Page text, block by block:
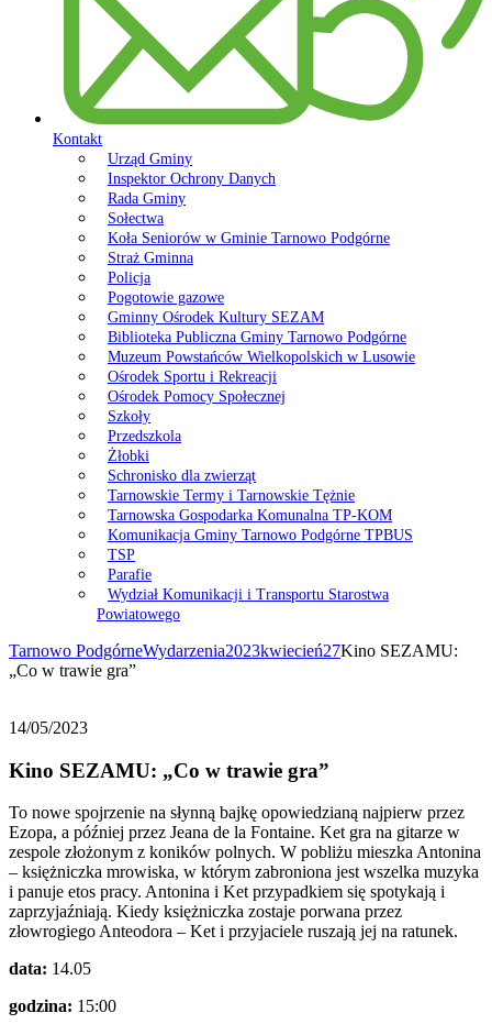
Kontakt
Urząd Gminy
Inspektor Ochrony Danych
Rada Gminy
Sołectwa
Koła Seniorów w Gminie Tarnowo Podgórne
Straż Gminna
Policja
Pogotowie gazowe
Gminny Ośrodek Kultury SEZAM
Biblioteka Publiczna Gminy Tarnowo Podgórne
Muzeum Powstańców Wielkopolskich w Lusowie
Ośrodek Sportu i Rekreacji
Ośrodek Pomocy Społecznej
Szkoły
Przedszkola
Żłobki
Schronisko dla zwierząt
Tarnowskie Termy i Tarnowskie Tężnie
Tarnowska Gospodarka Komunalna TP-KOM
Komunikacja Gminy Tarnowo Podgórne TPBUS
TSP
Parafie
Wydział Komunikacji i Transportu Starostwa
Powiatowego
Tarnowo PodgórneWydarzenia2023kwiecień27Kino SEZAMU:
„Co w trawie gra”
14/05/2023
Kino SEZAMU: „Co w trawie gra”
To nowe spojrzenie na słynną bajkę opowiedzianą najpierw przez
Ezopa, a później przez Jeana de la Fontaine. Ket gra na gitarze w
zespole złożonym z koników polnych. W pobliżu mieszka Antonina
– księżniczka mrowiska, w którym zabroniona jest wszelka muzyka
i panuje etos pracy. Antonina i Ket przypadkiem się spotykają i
zaprzyjaźniają. Kiedy księżniczka zostaje porwana przez
złowrogiego Anteodora – Ket i przyjaciele ruszają jej na ratunek.
data: 14.05
godzina: 15:00